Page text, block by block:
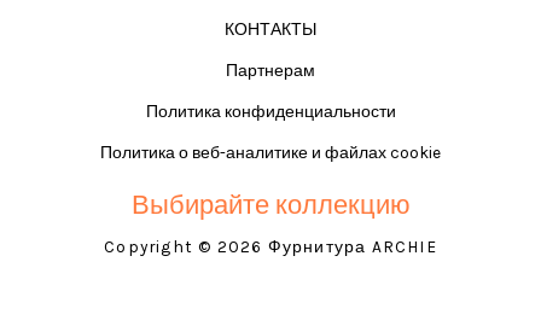
КОНТАКТЫ
Партнерам
Политика конфиденциальности
Политика о веб-аналитике и файлах cookie
Выбирайте коллекцию
Copyright © 2026 Фурнитура ARCHIE